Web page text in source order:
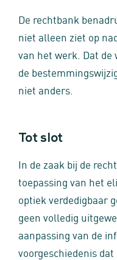
De rechtbank
niet alleen ziet op
van het werk. Dat de
de
niet anders.
Tot slot
In de zaak bij de
toepassing van het
optiek verdedigbaar
geen volledig
aanpassing van de
voorgeschiedenis